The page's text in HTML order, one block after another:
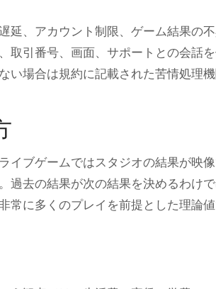
延、アカウント制限、ゲーム結果の
取引番号、画面、サポートとの会話
い場合は規約に記載された苦情処理
イブゲームではスタジオの結果が映
過去の結果が次の結果を決めるわけ
常に多くのプレイを前提とした理論